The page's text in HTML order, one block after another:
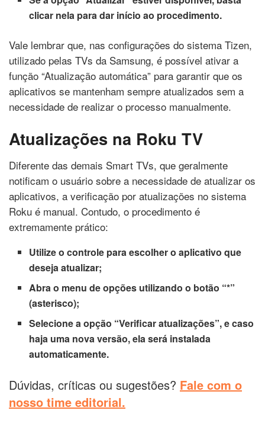
clicar nela para dar início ao procedimento.
Vale lembrar que, nas configurações do sistema Tizen,
utilizado pelas TVs da Samsung, é possível ativar a
função “Atualização automática” para garantir que os
aplicativos se mantenham sempre atualizados sem a
necessidade de realizar o processo manualmente.
Atualizações na Roku TV
Diferente das demais Smart TVs, que geralmente
notificam o usuário sobre a necessidade de atualizar os
aplicativos, a verificação por atualizações no sistema
Roku é manual. Contudo, o procedimento é
extremamente prático:
Utilize o controle para escolher o aplicativo que
deseja atualizar;
Abra o menu de opções utilizando o botão “*”
(asterisco);
Selecione a opção “Verificar atualizações”, e caso
haja uma nova versão, ela será instalada
automaticamente.
Dúvidas, críticas ou sugestões? Fale com o
nosso time editorial.